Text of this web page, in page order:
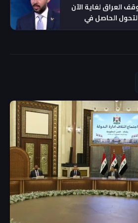
العراق لغاية الآن
الحاصل في